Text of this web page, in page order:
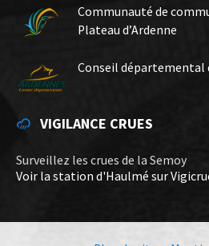
Communauté de
Plateau d’Ardenne
Conseil départemental
VIGILANCE CRUES
Surveillez les crues de la Semoy
Voir la station d'Haulmé sur